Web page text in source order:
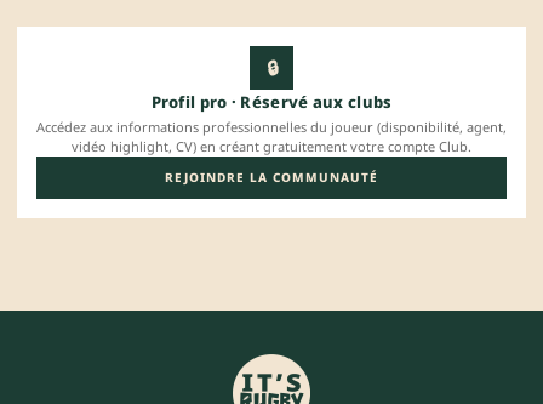
🔒
Profil pro · Réservé aux clubs
Accédez aux informations professionnelles du joueur (disponibilité, agent,
vidéo highlight, CV) en créant gratuitement votre compte Club.
REJOINDRE LA COMMUNAUTÉ